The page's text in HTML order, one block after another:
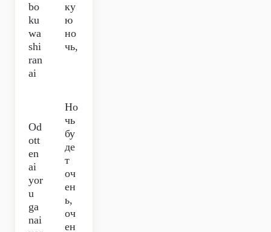
bo
ku
wa
shi
ran
ai
ку
ю
но
чь,
Od
ott
en
ai
yor
u
ga
nai
Но
чь
бу
де
т
оч
ен
ь,
оч
ен